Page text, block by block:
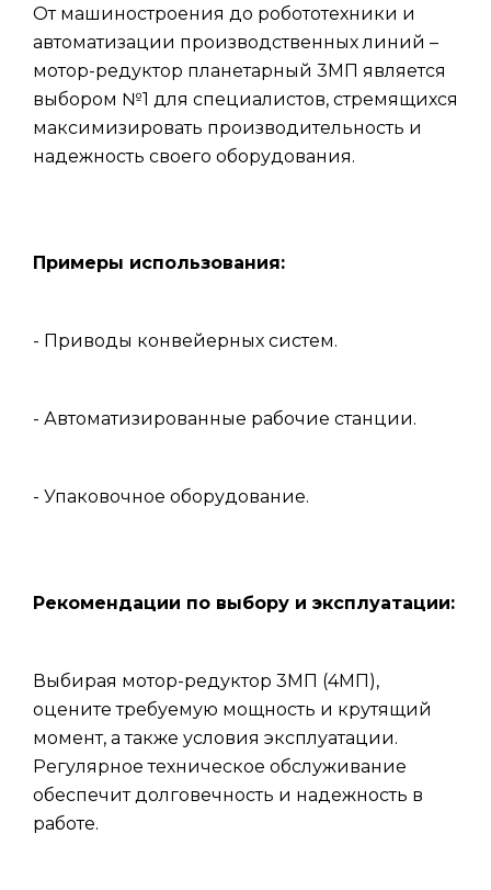
От машиностроения до робототехники и
автоматизации производственных линий –
мотор-редуктор планетарный 3МП является
выбором №1 для специалистов, стремящихся
максимизировать производительность и
надежность своего оборудования.
Примеры использования:
- Приводы конвейерных систем.
- Автоматизированные рабочие станции.
- Упаковочное оборудование.
Рекомендации по выбору и эксплуатации:
Выбирая мотор-редуктор 3МП (4МП),
оцените требуемую мощность и крутящий
момент, а также условия эксплуатации.
Регулярное техническое обслуживание
обеспечит долговечность и надежность в
работе.